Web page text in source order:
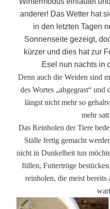
anderer! Das Wetter hat
in den letzten Tagen
Sonnenseite gezeigt,
kürzer und dies hat zur
Esel nun nachts in
Denn auch die Weiden sind
des Wortes „abgegrast“ und
längst nicht mehr so
mehr
Das Reinholen der Tiere
Ställe fertig gemacht
nicht in Dunkelheit tun
füllen, Futtertröge
reinholen, die meist bereits